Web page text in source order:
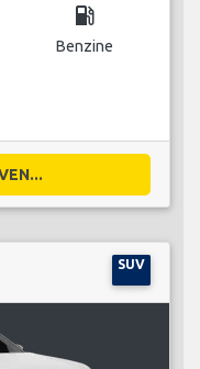
local_gas_station
Benzine
SUV